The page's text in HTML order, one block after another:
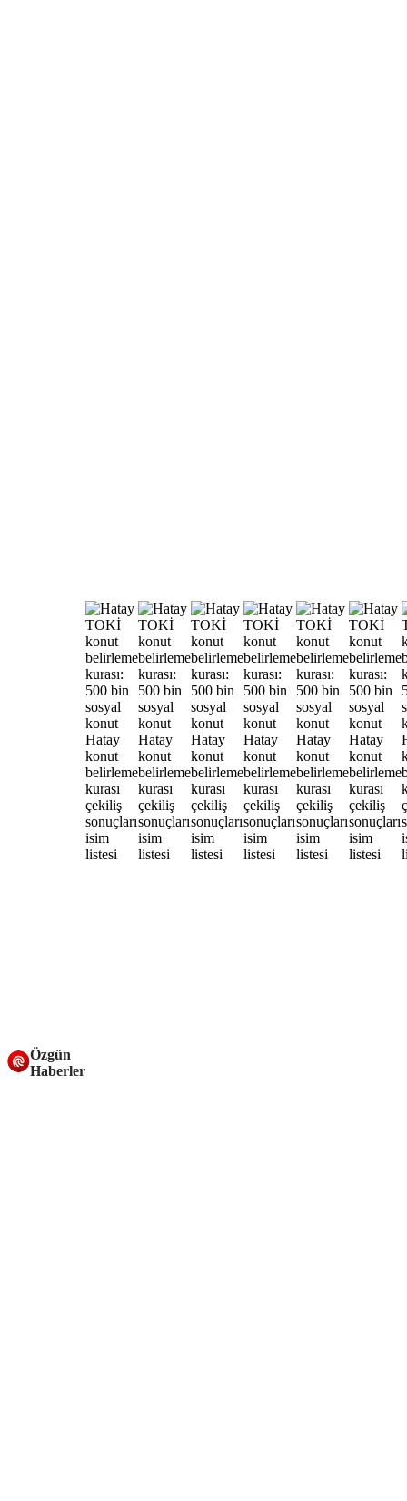
Özgün
Haberler